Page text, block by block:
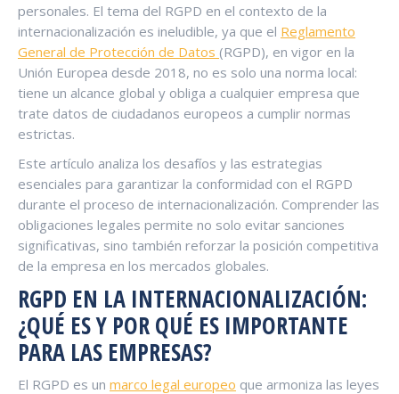
personales. El tema del RGPD en el contexto de la
internacionalización es ineludible, ya que el Reglamento
General de Protección de Datos (RGPD), en vigor en la
Unión Europea desde 2018, no es solo una norma local:
tiene un alcance global y obliga a cualquier empresa que
trate datos de ciudadanos europeos a cumplir normas
estrictas.
Este artículo analiza los desafíos y las estrategias
esenciales para garantizar la conformidad con el RGPD
durante el proceso de internacionalización. Comprender las
obligaciones legales permite no solo evitar sanciones
significativas, sino también reforzar la posición competitiva
de la empresa en los mercados globales.
RGPD EN LA INTERNACIONALIZACIÓN:
¿QUÉ ES Y POR QUÉ ES IMPORTANTE
PARA LAS EMPRESAS?
El RGPD es un marco legal europeo que armoniza las leyes